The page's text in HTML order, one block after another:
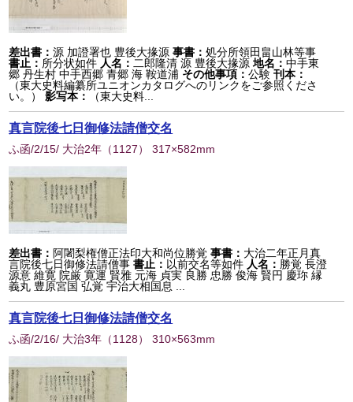
差出書：源 加證署也 豊後大掾源 事書：処分所領田畠山林等事
書止： 所分状如件 人名： 二郎隆清 源 豊後大掾源 地名：中手東
郷 丹生村 中手西郷 青郷 海 鞍道浦 その他事項：公験刊本：
（東大史料編纂所ユニオンカタログへのリンクをご参照くださ
い。）
影写本： （東大史料...
真言院後七日御修法請僧交名
ふ函/2/15/ 大治2年 （1127） 317×582mm
差出書： 阿闍梨権僧正法印大和尚位勝覚 事書： 大治二年正月真
言院後七日御修法請僧事 書止： 以前交名等如件 人名： 勝覚 長澄
源意 維寛 院厳 寛運 賢雅 元海 貞実 良勝 忠勝 俊海 賢円 慶珎 縁
義丸 豊原宮国 弘覚 宇治大相国息 ...
真言院後七日御修法請僧交名
ふ函/2/16/ 大治3年 （1128） 310×563mm